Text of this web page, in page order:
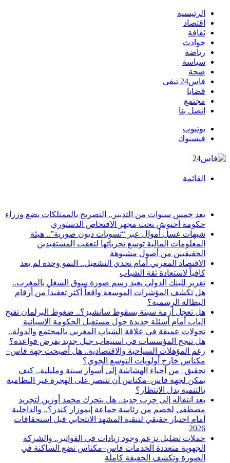
الرئيسية
اقتصاد
ثقافة
حوادث
رياضة
سياسة
صحة
فاس24 تيفي
قضايا
مجتمع
اتصل بنا
يوتيوب
فيسبوك
القائمة
بعد خمس سنوات من التدبير.. التصريح بالممتلكات يضع وزراء
حكومة أخنوش تحت مجهر الافتحاص الدستوري
شبهات غسل أموال عبر “تسويات ديون صورية”.. هيئة
المعلومات المالية توسع تحرياتها لتعقب المستفيدين
الحقيقيين من أصول مشبوهة
الاقتصاد المغربي أمام تحدي التشغيل.. النمو وحده لم يعد
كافياً لاستعادة ثقة الشباب
تقرير للبنك الدولي يعيد رسم صورة سوق الشغل بالمغرب..
هل تكشف المؤشرات الموسعة واقعاً أكثر تعقيداً من أرقام
البطالة الرسمية؟
هل تعجل أزمة سبتة بسقوط سانشيز؟.. ضغوط البرلمان تفتح
الباب أمام أسئلة جديدة حول مستقبل الحكومة الإسبانية
تحولات عميقة في علاقة الشباب المغربي بالمجتمع والدولة..
هل تنجح المؤسسات في استيعاب جيل جديد يفرض قواعده؟
رغم المؤهلات السياحية والاقتصادية.. هل أصبحت جهة فاس–
مكناس خارج أولويات التوسع الجوي؟
تحقيق | من أحياء الهشاشة إلى أسوار سبتة ومليلية.. كيف
يمكن لجهة فاس–مكناس أن تنتصر على الهجرة غير النظامية
بالتنمية بدل الانتظار؟
بعد انتقاله إلى حزب جديد.. هل يتحرك محمد أوزين لتجريد
مصطفى لخصم من رئاسة جماعة إيموزار كندر؟.. والداخلية
أمام اختبار حقيقي لتنقية المشهد الانتخابي قبل استحقاقات
2026
حملات تضليل تزعم وجود زيادات في الفواتير.. والشركة
الجهوية متعددة الخدمات فاس–مكناس تضع الساكنة في
الصورة وتكشف الحقيقة كاملة